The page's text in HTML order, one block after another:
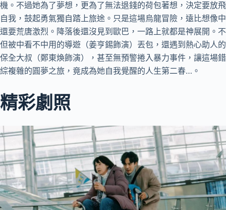
機。不過她為了夢想，更為了無法退錢的荷包著想，決定要放飛
自我，鼓起勇氣獨自踏上旅途。只是這場烏龍冒險，遠比想像中
還要荒唐激烈。降落後還沒見到歐巴，一路上就都是神展開。不
但被中看不中用的導遊（姜亨錫飾演）丟包，還遇到熱心助人的
保全大叔（鄭東煥飾演），甚至無預警捲入暴力事件，讓這場錯
綜複雜的圓夢之旅，竟成為她自我覺醒的人生第二春…。
精彩劇照